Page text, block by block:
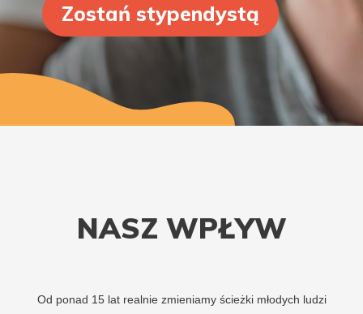
Zostań stypendystą
NASZ WPŁYW
Od ponad 15 lat realnie zmieniamy ścieżki młodych ludzi